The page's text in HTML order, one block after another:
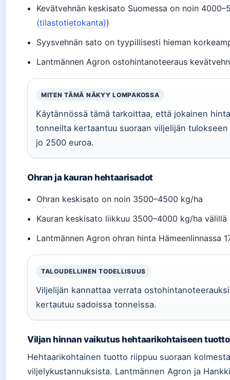
Kevätvehnän keskisato Suomessa on noin
(tilastotietokanta))
Syysvehnän sato on tyypillisesti hieman
Lantmännen Agron ostohintanoteeraus
MITEN TÄMÄ NÄKYY LOMPAKOSSA
Käytännössä tämä tarkoittaa, että jokainen
tonneilta kertaantuu suoraan viljelijän
jo 2500 euroa.
Ohran ja kauran hehtaarisadot
Ohran keskisato on noin 3500–4500 kg/ha
Kauran keskisato liikkuu 3500–4000 kg/ha välillä
Lantmännen Agron ohran hinta Hämeenlinnassa
TALOUDELLINEN TODELLISUUS
Viljelijän kannattaa verrata
kertautuu sadoissa tonneissa.
Viljan hinnan vaikutus hehtaarikohtaiseen
Hehtaarikohtainen tuotto riippuu suoraan
viljelykustannuksista. Lantmännen Agron ja